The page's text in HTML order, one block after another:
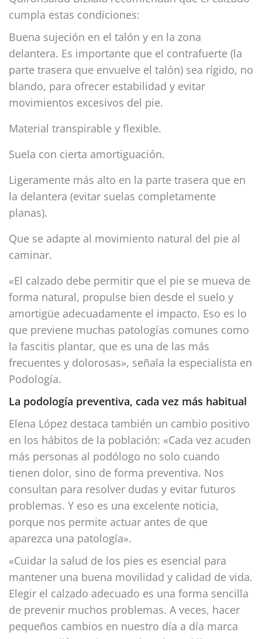
cumpla estas condiciones:
Buena sujeción en el talón y en la zona
delantera. Es importante que el contrafuerte (la
parte trasera que envuelve el talón) sea rígido, no
blando, para ofrecer estabilidad y evitar
movimientos excesivos del pie.
Material transpirable y flexible.
Suela con cierta amortiguación.
Ligeramente más alto en la parte trasera que en
la delantera (evitar suelas completamente
planas).
Que se adapte al movimiento natural del pie al
caminar.
«El calzado debe permitir que el pie se mueva de
forma natural, propulse bien desde el suelo y
amortigüe adecuadamente el impacto. Eso es lo
que previene muchas patologías comunes como
la fascitis plantar, que es una de las más
frecuentes y dolorosas», señala la especialista en
Podología.
La podología preventiva, cada vez más habitual
Elena López destaca también un cambio positivo
en los hábitos de la población: «Cada vez acuden
más personas al podólogo no solo cuando
tienen dolor, sino de forma preventiva. Nos
consultan para resolver dudas y evitar futuros
problemas. Y eso es una excelente noticia,
porque nos permite actuar antes de que
aparezca una patología».
«Cuidar la salud de los pies es esencial para
mantener una buena movilidad y calidad de vida.
Elegir el calzado adecuado es una forma sencilla
de prevenir muchos problemas. A veces, hacer
pequeños cambios en nuestro día a día marca